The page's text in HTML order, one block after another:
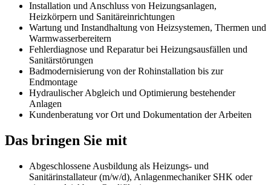
Installation und Anschluss von Heizungsanlagen,
Heizkörpern und Sanitäreinrichtungen
Wartung und Instandhaltung von Heizsystemen, Thermen und
Warmwasserbereitern
Fehlerdiagnose und Reparatur bei Heizungsausfällen und
Sanitärstörungen
Badmodernisierung von der Rohinstallation bis zur
Endmontage
Hydraulischer Abgleich und Optimierung bestehender
Anlagen
Kundenberatung vor Ort und Dokumentation der Arbeiten
Das bringen Sie mit
Abgeschlossene Ausbildung als Heizungs- und
Sanitärinstallateur (m/w/d), Anlagenmechaniker SHK oder